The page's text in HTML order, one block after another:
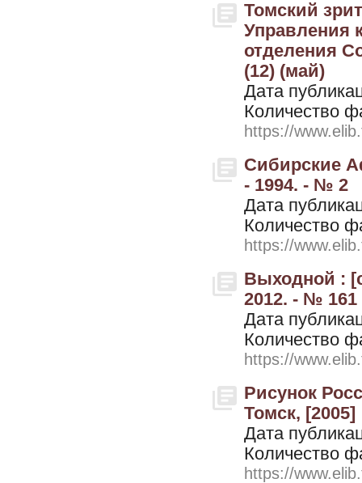
Томский
Управления
отделения
(12) (май)
Дата
Количество
https://
Сибирские
- 1994. - № 2
Дата
Количество
https://
Выходной :
2012. - № 161
Дата
Количество
https://
Рисунок
Томск, [2005]
Дата
Количество
https://